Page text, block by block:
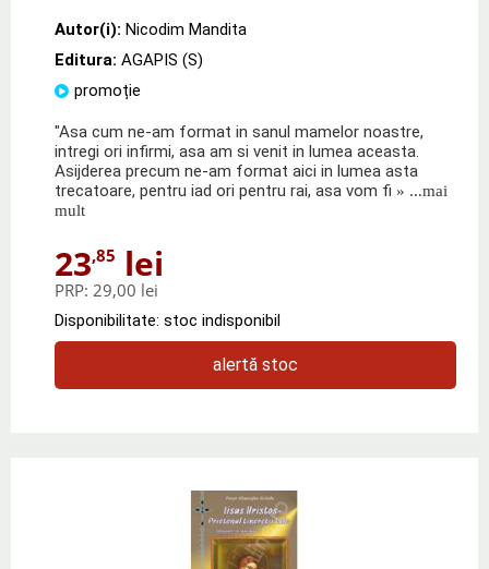
Autor(i): Nicodim Mandita
Editura: AGAPIS (S)
promoție
"Asa cum ne-am format in sanul mamelor noastre,
intregi ori infirmi, asa am si venit in lumea aceasta.
Asijderea precum ne-am format aici in lumea asta
trecatoare, pentru iad ori pentru rai, asa vom fi » ...mai
mult
23,85 lei
PRP: 29,00 lei
Disponibilitate: stoc indisponibil
alertă stoc